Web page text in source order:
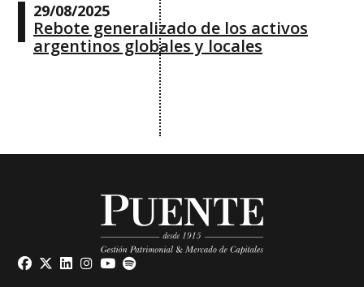
29/08/2025
Rebote generalizado de los activos
argentinos globales y locales